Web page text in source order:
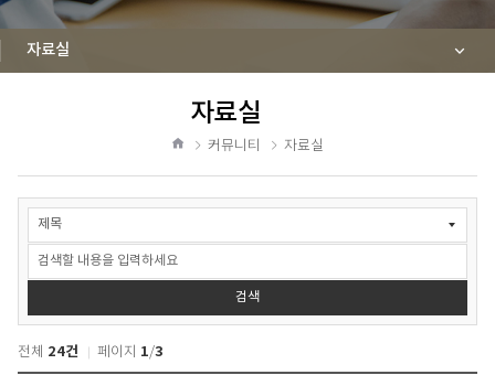
자료실
자료실
커뮤니티 자료실
기
신
원
업
검색
전체 24건 페이지 1/3